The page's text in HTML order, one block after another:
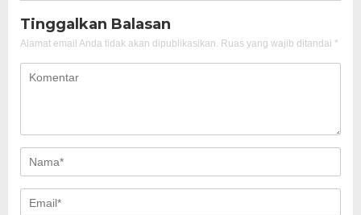
Tinggalkan Balasan
Alamat email Anda tidak akan dipublikasikan. Ruas yang wajib ditandai *